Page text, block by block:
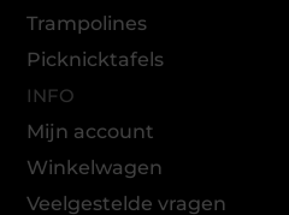
Trampolines
Picknicktafels
INFO
Mijn account
Winkelwagen
Veelgestelde vragen